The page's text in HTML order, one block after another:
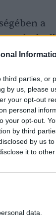
parties, or
by us, please
your opt-out
personal
your opt-out.
by third
by us
it to other
data.
a
is
is. A